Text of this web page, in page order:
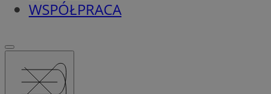
WSPÓŁPRACA